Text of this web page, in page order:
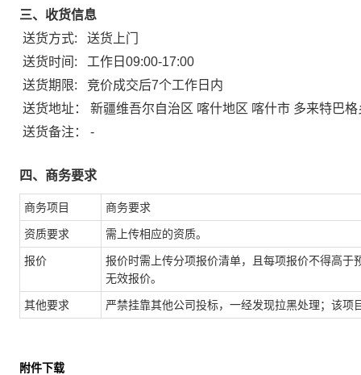
三、收货信息
送货方式: 送货上门
送货时间: 工作日09:00-17:00
送货期限: 竞价成交后7个工作日内
送货地址： 新疆维吾尔自治区 喀什地区 喀什市 多来特巴
送货备注： -
四、商务要求
商务项目 商务要求
资质要求 需上传相应的资质。
报价
报价时需上传分项报价清单，且每项报价不得高
无效报价。
其他要求 严禁挂靠其他公司投标，一经发现拉黑处理；该项
附件下载